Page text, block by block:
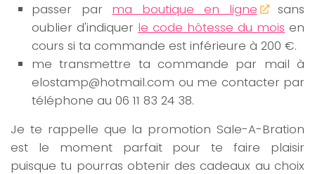
passer par ma boutique en ligne
sans
oublier d'indiquer le code hôtesse du mois en
cours si ta commande est inférieure à 200 €.
me transmettre ta commande par mail à
elostamp@hotmail.com ou me contacter par
téléphone au 06 11 83 24 38.
Je te rappelle que la promotion Sale-A-Bration
est le moment parfait pour te faire plaisir
puisque tu pourras obtenir des cadeaux au choix